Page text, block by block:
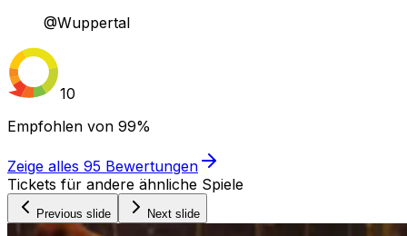
@Wuppertal
10
Empfohlen von 99%
Zeige alles 95 Bewertungen
Tickets für andere ähnliche Spiele
Previous slide Next slide